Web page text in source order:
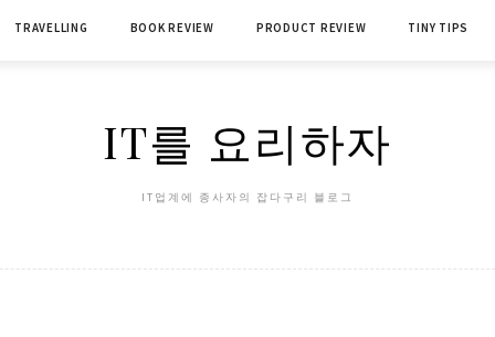
TRAVELLING BOOK REVIEW PRODUCT REVIEW TINY TIPS
IT를 요리하자
IT업계에 종사자의 잡다구리 블로그